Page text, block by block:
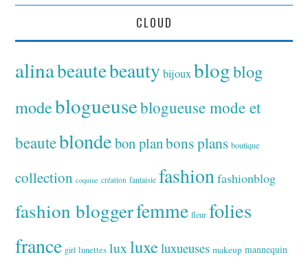
CLOUD
alinabeautebeauty bijoux blogblog
modeblogueuseblogueuse mode et
beauteblondebon planbons plans boutique
collection coquine création fantaisie fashionfashionblog
fashion bloggerfemme fleur folies
france girl lunettes luxluxeluxueuses makeup mannequin